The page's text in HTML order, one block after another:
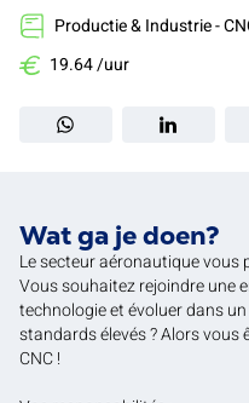
Productie & Industrie -
19.64 /uur
Wat ga je doen?
Le secteur aéronautique vous
Vous souhaitez rejoindre une
technologie et évoluer dans
standards élevés ? Alors
CNC !